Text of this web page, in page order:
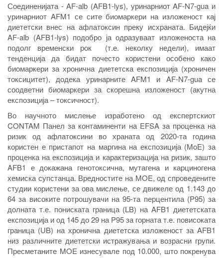
Соединенијата - AF-alb (AFB1-lys), уринарниот AF-N7-gua и
уринарниот AFM1 се сите биомаркери на изложеност кај
диететски внес на афлатоксин преку исхраната. Бидејќи
AF-alb (AFB1-lys) подобро ја одразуваат изложеноста на
подолг временски рок (т.е. неколку недели), имаат
тенденција да бидат почесто користени особено како
биомаркери за хронична диететска експозиција (хроничен
токсицитет), додека уринарните AFM1 и AF-N7-gua се
соодветни биомаркери за скорешна изложеност (акутна
експозиција – токсичност).
Во научното мислење изработено од експертскиот
CONTAM Панел за контаминенти на EFSA за проценка на
ризик од афлатоксини во храната од 2020-та година
користен е пристапот на маргина на експозиција (MoE) за
проценка на експозиција и карактеризација на ризик, зашто
AFB1 е докажана генотоксична, мутагена и карциногена
хемиска супстанца. Вредностите на MOE, од спроведените
студии користени за ова мислење, се движеле од 1.143 до
64 за високите потрошувачи на 95-та перцентила (P95) за
долната т.е. пониската граница (LB) на AFB1 диететската
експозиција и од 145 до 29 на P95 за горната т.е. повисоката
граница (UB) на хронична диететска изложеност за AFB1
низ различните диететски истражувања и возрасни групи.
Пресметаните MOE изнесувале под 10.000, што покренува